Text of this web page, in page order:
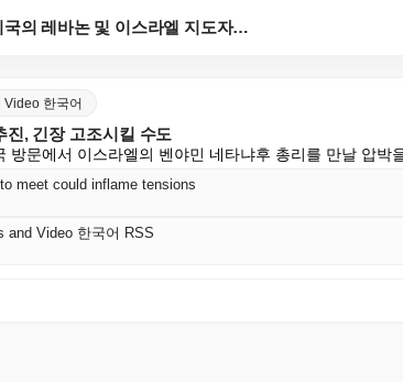
미국의 레바논 및 이스라엘 지도자 회담 추진, 긴장 고...
한국어
, 긴장 고조시킬 수도
문에서 이스라엘의 벤야민 네타냐후 총리를 만날 압박
meet could inflame tensions
and Video 한국어 RSS